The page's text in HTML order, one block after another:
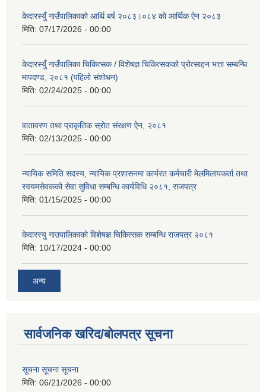
केदारस्युँ गाउँपालिकाकाे आर्थि बर्ष २०८३।०८४ काे आर्थिक ऐन २०८३
मिति: 07/17/2026 - 00:00
केदारस्युँ गाउँपालिका चिकित्सक / विशेषज्ञ चिकित्सकको प्रोत्साहन भत्ता सम्बन्धि
मापदण्ड, २०८१ (पहिलो संशोधन)
मिति: 02/24/2025 - 00:00
वातावरण तथा प्राकृतिक स्रोत संरक्षण ऐन, २०८१
मिति: 02/13/2025 - 00:00
न्यायिक समिति सदस्य, न्यायिक प्रशासनमा कार्यरत कर्मचारी मेलमिलापकर्ता तथा
स्वयमसेवकको सेवा सुविधा सम्बन्धि कार्यविधि २०८१, राजपत्र
मिति: 01/15/2025 - 00:00
केदारस्यु गाउपालिकाको विशेषज्ञ चिकित्सक सम्बन्धि राजपत्र २०८१
मिति: 10/17/2024 - 00:00
अन्य
सार्वजनिक खरिद/बोलपत्र सूचना
सूचना सूचना सूचना
मिति: 06/21/2026 - 00:00